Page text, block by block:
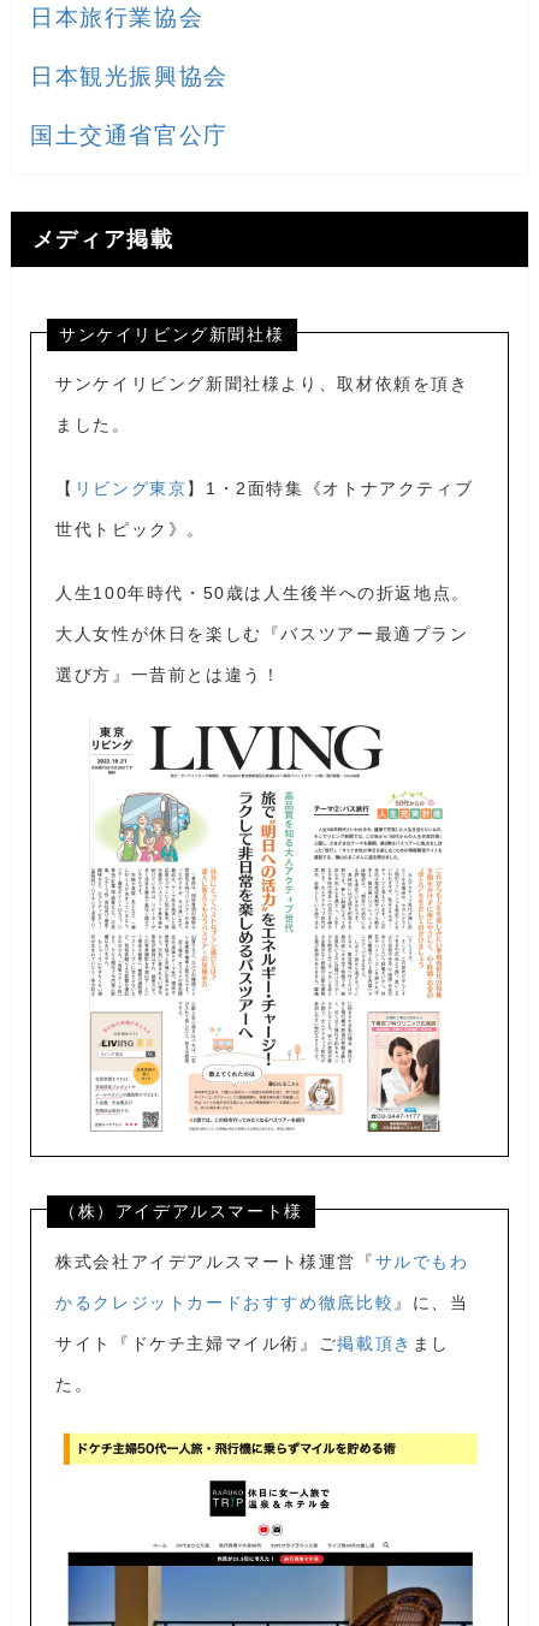
日本旅行業協会
日本観光振興協会
国土交通省官公庁
メディア掲載
サンケイリビング新聞社様
サンケイリビング新聞社様より、取材依頼を頂き
ました。
【 リビング東京】1・2面特集《オトナアクティブ
世代トピック》。
人生100年時代・50歳は人生後半への折返地点。
大人女性が休日を楽しむ『バスツアー最適プラン
選び方』一昔前とは違う！
（株）アイデアルスマート様
株式会社アイデアルスマート様運営『サルでもわ
かるクレジットカードおすすめ徹底比較 』に、当
サイト『ドケチ主婦マイル術』ご掲載頂き まし
た。